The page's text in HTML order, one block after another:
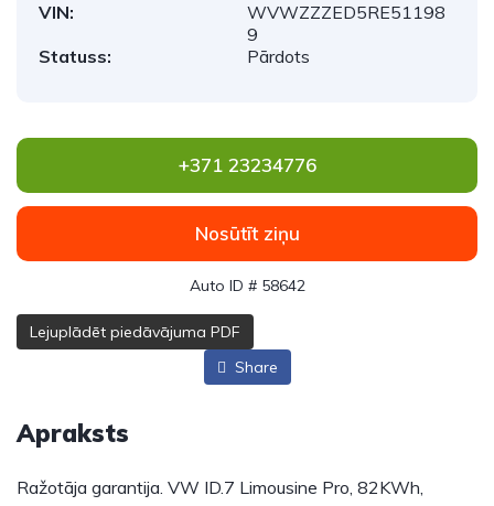
VIN:
WVWZZZED5RE51198
9
Statuss:
Pārdots
+371 23234776
Nosūtīt ziņu
Auto ID # 58642
Lejuplādēt piedāvājuma PDF
Share
Apraksts
Ražotāja garantija. VW ID.7 Limousine Pro, 82KWh,